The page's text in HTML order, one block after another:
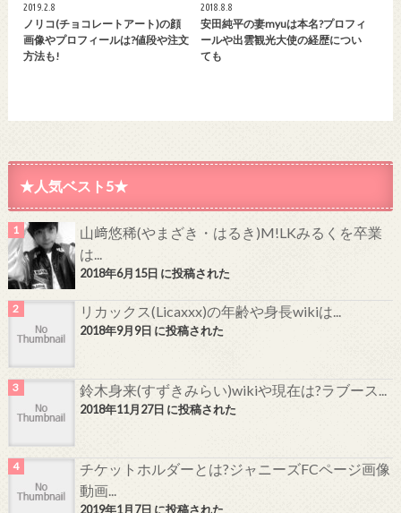
2019.2.8
ノリコ(チョコレートアート)の顔
画像やプロフィールは?値段や注文
方法も!
2018.8.8
安田純平の妻myuは本名?プロフィ
ールや出雲観光大使の経歴につい
ても
★人気ベスト5★
山﨑悠稀(やまざき・はるき)M!LKみるくを卒業
は...
2018年6月15日 に投稿された
リカックス(Licaxxx)の年齢や身長wikiは...
2018年9月9日 に投稿された
鈴木身来(すずきみらい)wikiや現在は?ラブース...
2018年11月27日 に投稿された
チケットホルダーとは?ジャニーズFCページ画像
動画...
2019年1月7日 に投稿された